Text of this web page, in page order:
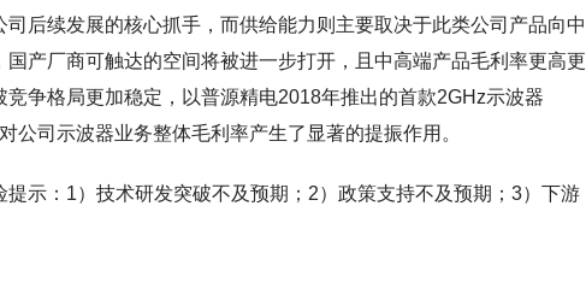
后续发展的核心抓手，而供给能力则主要取决于此类公司产品向中
产厂商可触达的空间将被进一步打开，且中高端产品毛利率更高更
争格局更加稳定，以普源精电2018年推出的首款2GHz示波器
公司示波器业务整体毛利率产生了显著的提振作用。
示：1）技术研发突破不及预期；2）政策支持不及预期；3）下游